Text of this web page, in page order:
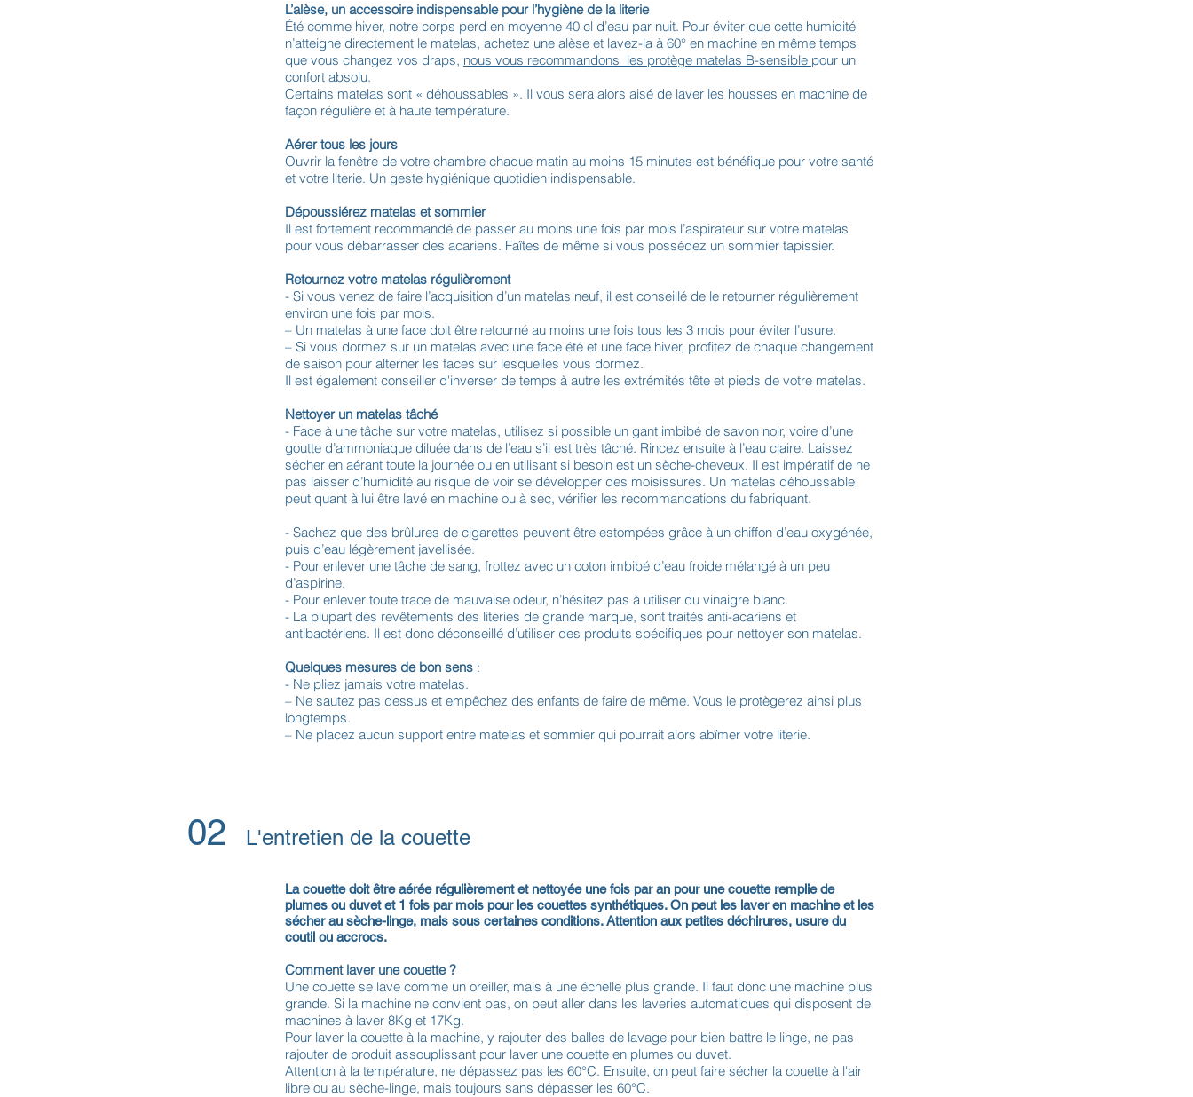
L’alèse, un accessoire indispensable pour l’hygiène de la literie
Été comme hiver, notre corps perd en moyenne 40 cl d’eau par nuit. Pour éviter que cette humidité
n’atteigne directement le matelas, achetez une alèse et lavez-la à 60° en machine en même temps
que vous changez vos draps, nous vous recommandons les protège matelas B-sensible pour un
confort absolu.
Certains matelas sont « déhoussables ». Il vous sera alors aisé de laver les housses en machine de
façon régulière et à haute température.
Aérer tous les jours
Ouvrir la fenêtre de votre chambre chaque matin au moins 15 minutes est bénéfique pour votre santé
et votre literie. Un geste hygiénique quotidien indispensable.
Dépoussiérez matelas et sommier
Il est fortement recommandé de passer au moins une fois par mois l’aspirateur sur votre matelas
pour vous débarrasser des acariens. Faîtes de même si vous possédez un sommier tapissier.
Retournez votre matelas régulièrement
- Si vous venez de faire l’acquisition d’un matelas neuf, il est conseillé de le retourner régulièrement
environ une fois par mois.
– Un matelas à une face doit être retourné au moins une fois tous les 3 mois pour éviter l’usure.
– Si vous dormez sur un matelas avec une face été et une face hiver, profitez de chaque changement
de saison pour alterner les faces sur lesquelles vous dormez.
Il est également conseiller d'inverser de temps à autre les extrémités tête et pieds de votre matelas.
Nettoyer un matelas tâché
- Face à une tâche sur votre matelas, utilisez si possible un gant imbibé de savon noir, voire d’une
goutte d’ammoniaque diluée dans de l’eau s’il est très tâché. Rincez ensuite à l’eau claire. Laissez
sécher en aérant toute la journée ou en utilisant si besoin est un sèche-cheveux. Il est impératif de ne
pas laisser d’humidité au risque de voir se développer des moisissures. Un matelas déhoussable
peut quant à lui être lavé en machine ou à sec, vérifier les recommandations du fabriquant.
- Sachez que des brûlures de cigarettes peuvent être estompées grâce à un chiffon d’eau oxygénée,
puis d’eau légèrement javellisée.
- Pour enlever une tâche de sang, frottez avec un coton imbibé d’eau froide mélangé à un peu
d’aspirine.
- Pour enlever toute trace de mauvaise odeur, n’hésitez pas à utiliser du vinaigre blanc.
- La plupart des revêtements des literies de grande marque, sont traités anti-acariens et
antibactériens. Il est donc déconseillé d’utiliser des produits spécifiques pour nettoyer son matelas.
Quelques mesures de bon sens :
- Ne pliez jamais votre matelas.
– Ne sautez pas dessus et empêchez des enfants de faire de même. Vous le protègerez ainsi plus
longtemps.
– Ne placez aucun support entre matelas et sommier qui pourrait alors abîmer votre literie.
02 L'entretien de la couette
La couette doit être aérée régulièrement et nettoyée une fois par an pour une couette remplie de
plumes ou duvet et 1 fois par mois pour les couettes synthétiques. On peut les laver en machine et les
sécher au sèche-linge, mais sous certaines conditions. Attention aux petites déchirures, usure du
coutil ou accrocs.
Comment laver une couette ?
Une couette se lave comme un oreiller, mais à une échelle plus grande. Il faut donc une machine plus
grande. Si la machine ne convient pas, on peut aller dans les laveries automatiques qui disposent de
machines à laver 8Kg et 17Kg.
Pour laver la couette à la machine, y rajouter des balles de lavage pour bien battre le linge, ne pas
rajouter de produit assouplissant pour laver une couette en plumes ou duvet.
Attention à la température, ne dépassez pas les 60°C. Ensuite, on peut faire sécher la couette à l'air
libre ou au sèche-linge, mais toujours sans dépasser les 60°C.